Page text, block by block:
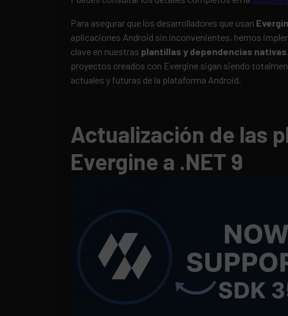
Para asegurar que los desarrolladores que usan
aplicaciones Android sin inconvenientes, hemos
clave en nuestras plantillas y dependencias nativas
proyectos creados con Evergine sigan siendo
actuales y futuras de la plataforma Android.
Actualización de las
Evergine a .NET 9